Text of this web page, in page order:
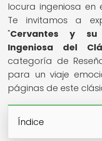
locura ingeniosa en
Te invitamos a
"Cervantes y su
Ingeniosa del
categoría de
para un viaje
páginas de este
Índice